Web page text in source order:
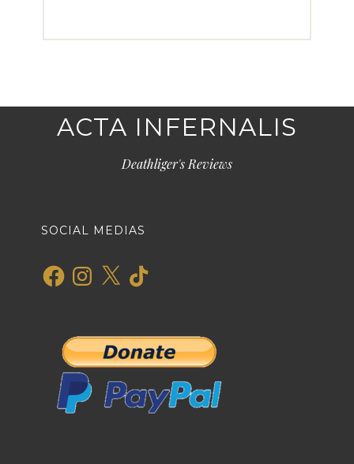
ACTA INFERNALIS
Deathliger's Reviews
SOCIAL MEDIAS
FacebookInstagram
X TikTok